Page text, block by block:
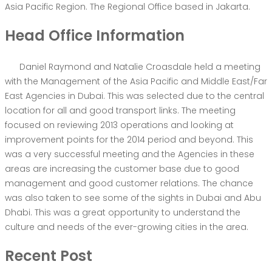
Asia Pacific Region. The Regional Office based in Jakarta.
Head Office Information
Daniel Raymond and Natalie Croasdale held a meeting
with the Management of the Asia Pacific and Middle East/Far
East Agencies in Dubai. This was selected due to the central
location for all and good transport links. The meeting
focused on reviewing 2013 operations and looking at
improvement points for the 2014 period and beyond. This
was a very successful meeting and the Agencies in these
areas are increasing the customer base due to good
management and good customer relations. The chance
was also taken to see some of the sights in Dubai and Abu
Dhabi. This was a great opportunity to understand the
culture and needs of the ever-growing cities in the area.
Recent Post